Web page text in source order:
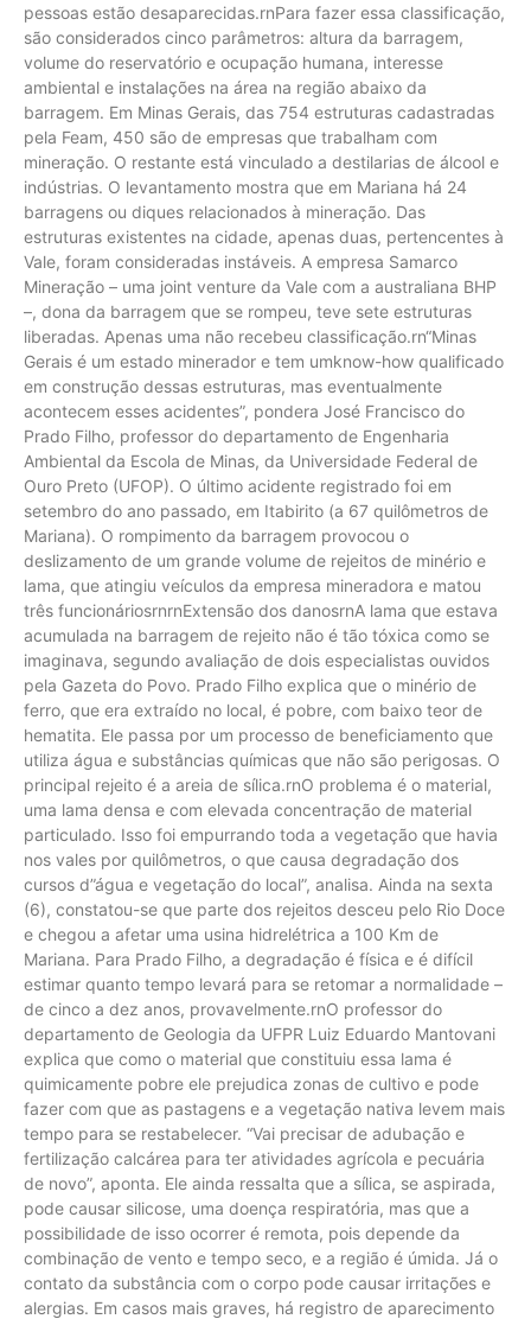
pessoas estão desaparecidas.rnPara fazer essa classificação,
são considerados cinco parâmetros: altura da barragem,
volume do reservatório e ocupação humana, interesse
ambiental e instalações na área na região abaixo da
barragem. Em Minas Gerais, das 754 estruturas cadastradas
pela Feam, 450 são de empresas que trabalham com
mineração. O restante está vinculado a destilarias de álcool e
indústrias. O levantamento mostra que em Mariana há 24
barragens ou diques relacionados à mineração. Das
estruturas existentes na cidade, apenas duas, pertencentes à
Vale, foram consideradas instáveis. A empresa Samarco
Mineração – uma joint venture da Vale com a australiana BHP
–, dona da barragem que se rompeu, teve sete estruturas
liberadas. Apenas uma não recebeu classificação.rn“Minas
Gerais é um estado minerador e tem umknow-how qualificado
em construção dessas estruturas, mas eventualmente
acontecem esses acidentes”, pondera José Francisco do
Prado Filho, professor do departamento de Engenharia
Ambiental da Escola de Minas, da Universidade Federal de
Ouro Preto (UFOP). O último acidente registrado foi em
setembro do ano passado, em Itabirito (a 67 quilômetros de
Mariana). O rompimento da barragem provocou o
deslizamento de um grande volume de rejeitos de minério e
lama, que atingiu veículos da empresa mineradora e matou
três funcionáriosrnrnExtensão dos danosrnA lama que estava
acumulada na barragem de rejeito não é tão tóxica como se
imaginava, segundo avaliação de dois especialistas ouvidos
pela Gazeta do Povo. Prado Filho explica que o minério de
ferro, que era extraído no local, é pobre, com baixo teor de
hematita. Ele passa por um processo de beneficiamento que
utiliza água e substâncias químicas que não são perigosas. O
principal rejeito é a areia de sílica.rnO problema é o material,
uma lama densa e com elevada concentração de material
particulado. Isso foi empurrando toda a vegetação que havia
nos vales por quilômetros, o que causa degradação dos
cursos d”água e vegetação do local”, analisa. Ainda na sexta
(6), constatou-se que parte dos rejeitos desceu pelo Rio Doce
e chegou a afetar uma usina hidrelétrica a 100 Km de
Mariana. Para Prado Filho, a degradação é física e é difícil
estimar quanto tempo levará para se retomar a normalidade –
de cinco a dez anos, provavelmente.rnO professor do
departamento de Geologia da UFPR Luiz Eduardo Mantovani
explica que como o material que constituiu essa lama é
quimicamente pobre ele prejudica zonas de cultivo e pode
fazer com que as pastagens e a vegetação nativa levem mais
tempo para se restabelecer. “Vai precisar de adubação e
fertilização calcárea para ter atividades agrícola e pecuária
de novo”, aponta. Ele ainda ressalta que a sílica, se aspirada,
pode causar silicose, uma doença respiratória, mas que a
possibilidade de isso ocorrer é remota, pois depende da
combinação de vento e tempo seco, e a região é úmida. Já o
contato da substância com o corpo pode causar irritações e
alergias. Em casos mais graves, há registro de aparecimento